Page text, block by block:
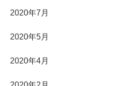
2020年7月
2020年5月
2020年4月